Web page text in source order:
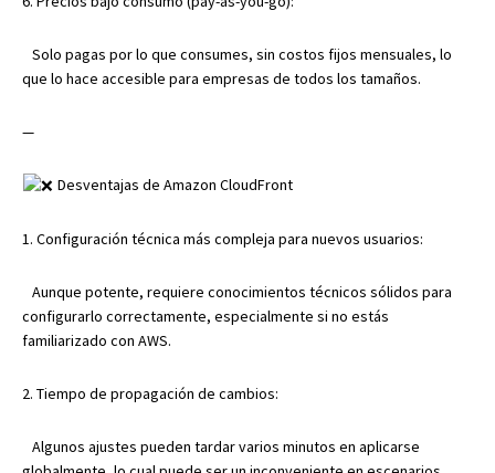
Solo pagas por lo que consumes, sin costos fijos mensuales, lo
que lo hace accesible para empresas de todos los tamaños.
—
Desventajas de Amazon CloudFront
1. Configuración técnica más compleja para nuevos usuarios:
Aunque potente, requiere conocimientos técnicos sólidos para
configurarlo correctamente, especialmente si no estás
familiarizado con AWS.
2. Tiempo de propagación de cambios:
Algunos ajustes pueden tardar varios minutos en aplicarse